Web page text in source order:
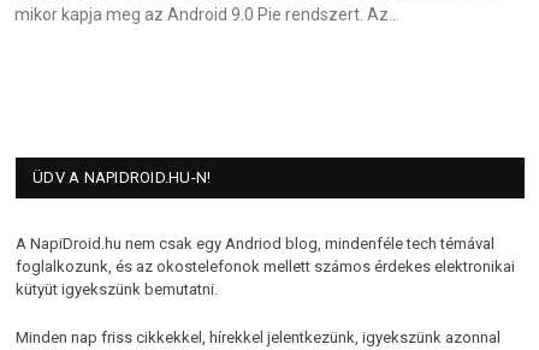
mikor kapja meg az Android 9.0 Pie rendszert. Az…
ÜDV A NAPIDROID.HU-N!
A NapiDroid.hu nem csak egy Andriod blog, mindenféle tech témával
foglalkozunk, és az okostelefonok mellett számos érdekes elektronikai
kütyüt igyekszünk bemutatni.
Minden nap friss cikkekkel, hírekkel jelentkezünk, igyekszünk azonnal